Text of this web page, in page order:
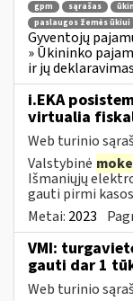
gpm sąrašas
paslaugos žemės ūkiui
Gyventojų
» Ūkininko
ir jų deklaravimas
i.EKA
virtualia
Web turinio
Valstybinė
Išmaniųjų
gauti pirmi
Metai: 2023
VMI:
gauti dar 1
Web turinio